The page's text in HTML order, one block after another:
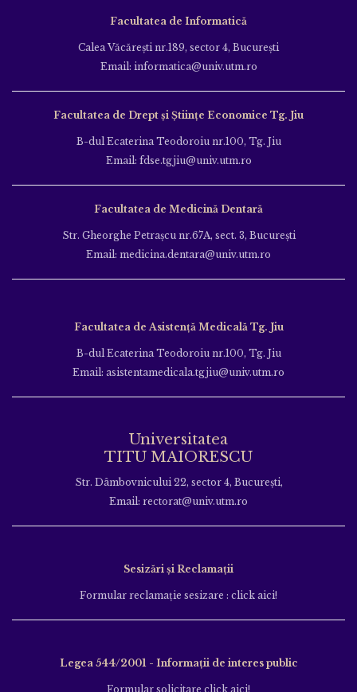
Facultatea de Informatică
Calea Văcăreşti nr.189, sector 4, Bucureşti
Email: informatica@univ.utm.ro
Facultatea de Drept și Științe Economice Tg. Jiu
B-dul Ecaterina Teodoroiu nr.100, Tg. Jiu
Email: fdse.tgjiu@univ.utm.ro
Facultatea de Medicină Dentară
Str. Gheorghe Petraşcu nr.67A, sect. 3, Bucureşti
Email: medicina.dentara@univ.utm.ro
Facultatea de Asistență Medicală Tg. Jiu
B-dul Ecaterina Teodoroiu nr.100, Tg. Jiu
Email: asistentamedicala.tgjiu@univ.utm.ro
Universitatea
TITU MAIORESCU
Str. Dâmbovnicului 22, sector 4, București,
Email: rectorat@univ.utm.ro
Sesizări și Reclamații
Formular reclamație sesizare : click aici!
Legea 544/2001 - Informații de interes public
Formular solicitare click aici!